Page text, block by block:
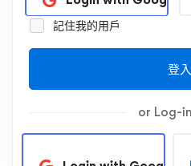
記住我的用戶
登入
or Log-